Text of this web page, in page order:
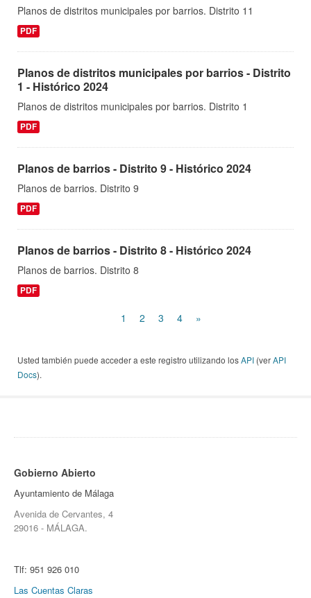
Planos de distritos municipales por barrios. Distrito 11
PDF
Planos de distritos municipales por barrios - Distrito
1 - Histórico 2024
Planos de distritos municipales por barrios. Distrito 1
PDF
Planos de barrios - Distrito 9 - Histórico 2024
Planos de barrios. Distrito 9
PDF
Planos de barrios - Distrito 8 - Histórico 2024
Planos de barrios. Distrito 8
PDF
1 2 3 4 »
Usted también puede acceder a este registro utilizando losAPI (verAPI
Docs).
Gobierno Abierto
Ayuntamiento de Málaga
Avenida de Cervantes, 4
29016 - MÁLAGA.
Tlf: 951 926 010
Las Cuentas Claras